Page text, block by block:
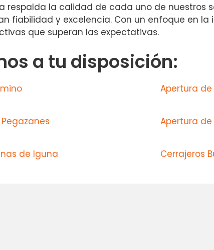
respalda la calidad de cada uno de nuestros
fiabilidad y excelencia. Con un enfoque en
que superan las expectativas.
a tu disposición:
Apertura de
Apertura
de Iguna Cerrajeros